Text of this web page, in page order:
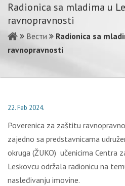
Radionica sa mladima u
ravnopravnosti
Вести
Radionica sa
ravnopravnosti
22. Feb 2024.
Poverenica za zaštitu
zajedno sa predstavnicama
okruga (ŽUKO) učenicima Centra
Leskovcu održala radionicu na
nasleđivanju imovine.